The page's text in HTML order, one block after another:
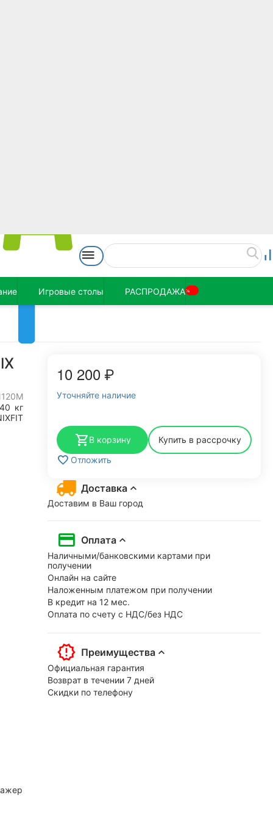
Игровые столы РАСПРОДАЖА%
кг
10 200₽
Уточняйте наличие
В корзину
Купить в рассрочку
Отложить
Доставка
Доставим в Ваш город
Оплата
Наличными/банковскими картами при
получении
Онлайн на сайте
Наложенным платежом при получении
В кредит на 12 мес.
Оплата по счету с НДС/без НДС
Преимущества
Официальная гарантия
Возврат в течении 7 дней
Скидки по телефону